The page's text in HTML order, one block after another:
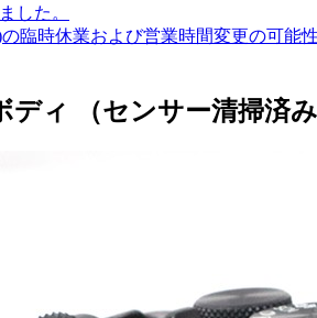
した。
臨時休業および営業時間変更の可能
ィ （センサー清掃済